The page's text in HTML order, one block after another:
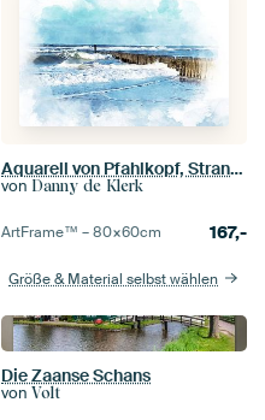
Aquarell von Pfahlkopf, Strand und Meer an der Küste von Domburg, Zeealand
von Danny de Klerk
ArtFrame™ –80×60cm 167,-
Größe & Material selbst wählen
Die Zaanse Schans
von Volt